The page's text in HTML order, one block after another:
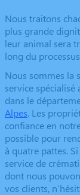
Nous traitons
plus grande
leur animal sera
long du
Nous sommes la
service spécialisé
dans le
Alpes. Les
confiance en
possible pour
à quatre pattes.
service de
dont nous
vos clients,